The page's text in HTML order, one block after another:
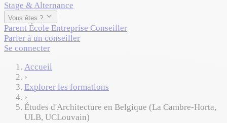
Stage & Alternance
Vous êtes ?
Parent École Entreprise Conseiller
Parler à un conseiller
Se connecter
Accueil
›
Explorer les formations
›
Études d'Architecture en Belgique (La Cambre-Horta,
ULB, UCLouvain)